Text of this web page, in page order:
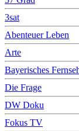
3sat
Abenteuer Leben
Arte
Bayerisches
Die Frage
DW Doku
Fokus TV